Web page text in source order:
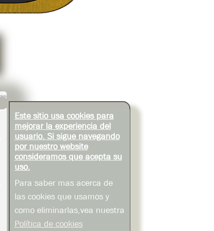
Este sitio usa cookies para
mejorar la experiencia del
usuario. Si sigue navegando
por nuestro website
consideramos que acepta su
uso.
Para saber mas acerca de
las cookies que usamos y
como eliminarlas,vea nuestra
Política de cookies